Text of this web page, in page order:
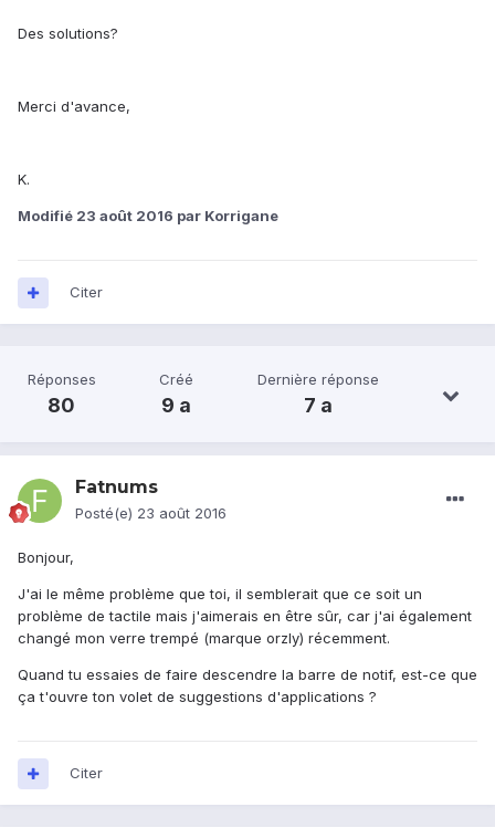
Des solutions?
Merci d'avance,
K.
Modifié 23 août 2016 par Korrigane
Citer
Réponses
80
Créé
9 a
Dernière réponse
7 a
Fatnums
Posté(e) 23 août 2016
Bonjour,
J'ai le même problème que toi, il semblerait que ce soit un
problème de tactile mais j'aimerais en être sûr, car j'ai également
changé mon verre trempé (marque orzly) récemment.
Quand tu essaies de faire descendre la barre de notif, est-ce que
ça t'ouvre ton volet de suggestions d'applications ?
Citer